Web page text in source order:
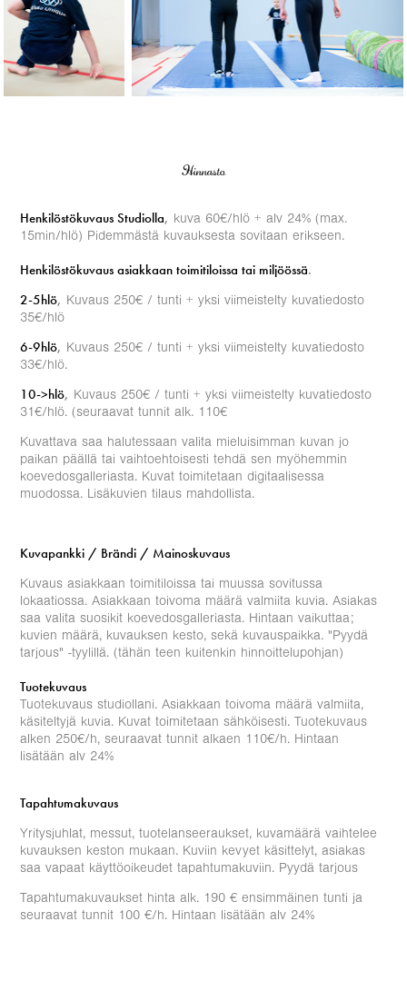
Hinnasto
Henkilöstökuvaus Studiolla, kuva 60€/hlö + alv 24% (max.
15min/hlö) Pidemmästä kuvauksesta sovitaan erikseen.
Henkilöstökuvaus asiakkaan toimitiloissa tai miljöössä.
2-5hlö, Kuvaus 250€ / tunti + yksi viimeistelty kuvatiedosto
35€/hlö
6-9hlö, Kuvaus 250€ / tunti + yksi viimeistelty kuvatiedosto
33€/hlö.
10->hlö, Kuvaus 250€ / tunti + yksi viimeistelty kuvatiedosto
31€/hlö. (seuraavat tunnit alk. 110€
Kuvattava saa halutessaan valita mieluisimman kuvan jo
paikan päällä tai vaihtoehtoisesti tehdä sen myöhemmin
koevedosgalleriasta. Kuvat toimitetaan digitaalisessa
muodossa. Lisäkuvien tilaus mahdollista.
Kuvapankki / Brändi / Mainoskuvaus
Kuvaus asiakkaan toimitiloissa tai muussa sovitussa
lokaatiossa. Asiakkaan toivoma määrä valmiita kuvia. Asiakas
saa valita suosikit koevedosgalleriasta. Hintaan vaikuttaa;
kuvien määrä, kuvauksen kesto, sekä kuvauspaikka. "Pyydä
tarjous" -tyylillä. (tähän teen kuitenkin hinnoittelupohjan)
Tuotekuvaus
Tuotekuvaus studiollani. Asiakkaan toivoma määrä valmiita,
käsiteltyjä kuvia. Kuvat toimitetaan sähköisesti. Tuotekuvaus
alken 250€/h, seuraavat tunnit alkaen 110€/h. Hintaan
lisätään alv 24%
Tapahtumakuvaus
Yritysjuhlat, messut, tuotelanseeraukset, kuvamäärä vaihtelee
kuvauksen keston mukaan. Kuviin kevyet käsittelyt, asiakas
saa vapaat käyttöoikeudet tapahtumakuviin. Pyydä tarjous
Tapahtumakuvaukset hinta alk. 190 € ensimmäinen tunti ja
seuraavat tunnit 100 €/h. Hintaan lisätään alv 24%